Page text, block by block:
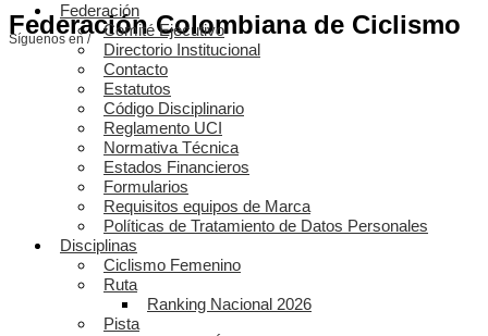
Federación Colombiana de Ciclismo
Síguenos en /
Federación
Comité Ejecutivo
Directorio Institucional
Contacto
Estatutos
Código Disciplinario
Reglamento UCI
Normativa Técnica
Estados Financieros
Formularios
Requisitos equipos de Marca
Políticas de Tratamiento de Datos Personales
Disciplinas
Ciclismo Femenino
Ruta
Ranking Nacional 2026
Pista